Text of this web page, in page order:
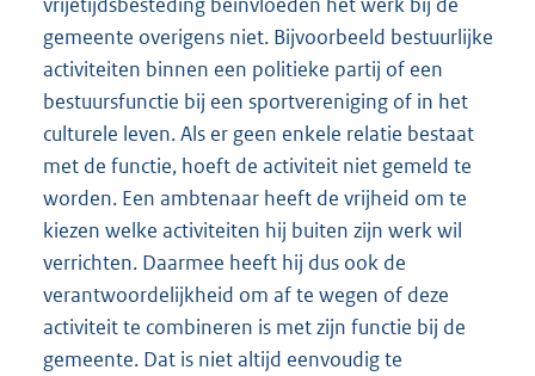
gemeente overigens niet. Bijvoorbeeld bestuurlijke
activiteiten binnen een politieke partij of een
bestuursfunctie bij een sportvereniging of in het
culturele leven. Als er geen enkele relatie bestaat
met de functie, hoeft de activiteit niet gemeld te
worden. Een ambtenaar heeft de vrijheid om te
kiezen welke activiteiten hij buiten zijn werk wil
verrichten. Daarmee heeft hij dus ook de
verantwoordelijkheid om af te wegen of deze
activiteit te combineren is met zijn functie bij de
gemeente. Dat is niet altijd eenvoudig te